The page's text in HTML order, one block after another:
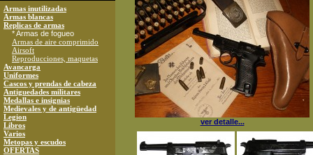
Armas inutilizadas
Armas blancas
Replicas de armas
* Armas de fogueo
Armas de aire comprimido
Airsoft
Reproducciones, maquetas
Avancarga
Uniformes
Cascos y prendas de cabeza
Antiguedades militares
Medallas e insignias
Medievales y de antigüedad
Legion
Libros
Varios
Metopas y escudos
OFERTAS
ver detalle...